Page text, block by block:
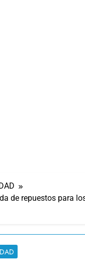
de repuestos para